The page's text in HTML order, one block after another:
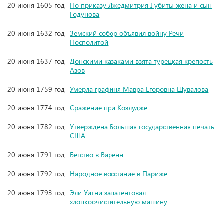
20 июня 1605 год По приказу Лжедмитрия I убиты жена и сын
Годунова
20 июня 1632 год Земский собор объявил войну Речи
Посполитой
20 июня 1637 год Донскими казаками взята турецкая крепость
Азов
20 июня 1759 год Умерла графиня Мавра Егоровна Шувалова
20 июня 1774 год Сражение при Козлудже
20 июня 1782 год Утверждена Большая государственная печать
США
20 июня 1791 год Бегство в Варенн
20 июня 1792 год Народное восстание в Париже
20 июня 1793 год Эли Уитни запатентовал
хлопкоочистительную машину